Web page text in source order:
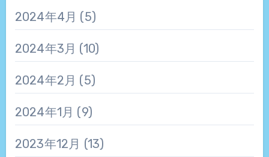
2024年4月 (5)
2024年3月 (10)
2024年2月 (5)
2024年1月 (9)
2023年12月 (13)